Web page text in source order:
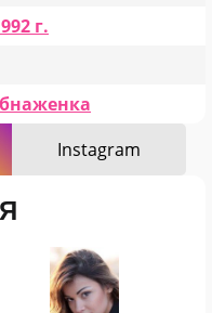
г.
Instagram